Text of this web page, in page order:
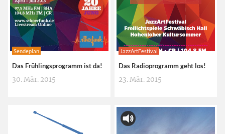
Sendeplan
Das Frühlingsprogramm ist da!
30. Mär. 2015
JazzArtFestival
Das Radioprogramm geht los!
23. Mär. 2015